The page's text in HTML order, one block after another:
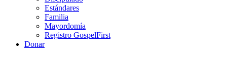
Estándares
Familia
Mayordomía
Registro GospelFirst
Donar